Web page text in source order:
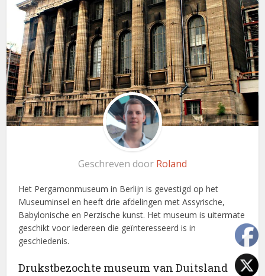
Geschreven door Roland
Het Pergamonmuseum in Berlijn is gevestigd op het
Museuminsel en heeft drie afdelingen met Assyrische,
Babylonische en Perzische kunst. Het museum is uitermate
geschikt voor iedereen die geïnteresseerd is in
geschiedenis.
Drukstbezochte museum van Duitsland